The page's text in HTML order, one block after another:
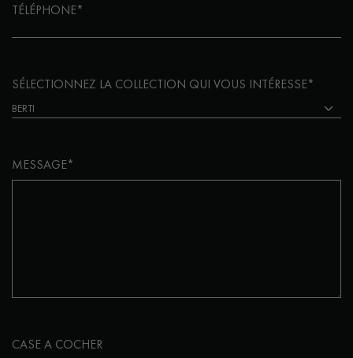
TÉLÉPHONE*
SÉLECTIONNEZ LA COLLECTION QUI VOUS INTÉRESSE*
MESSAGE*
CASE A COCHER